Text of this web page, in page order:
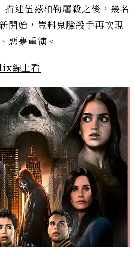
描述伍茲柏勒屠殺之後，幾名
開始，豈料鬼臉殺手再次現
惡夢重演。
線上看